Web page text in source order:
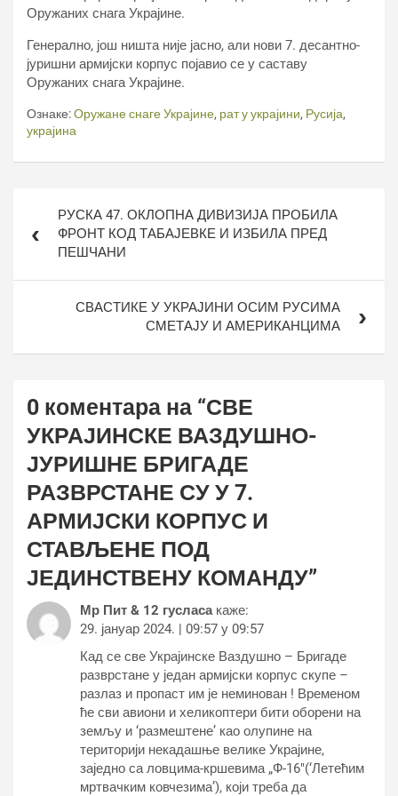
Оружаних снага Украјине.
Генерално, још ништа није јасно, али нови 7. десантно-
јуришни армијски корпус појавио се у саставу
Оружаних снага Украјине.
Ознаке:Оружане снаге Украјине, рат у украјини, Русија,
украјина
чланкаРУСКА 47. ОКЛОПНА ДИВИЗИЈА ПРОБИЛА
ФРОНТ КОД ТАБАЈЕВКЕ И ИЗБИЛА ПРЕД
ПЕШЧАНИ
СВАСТИКЕ У УКРАЈИНИ ОСИМ РУСИМА
СМЕТАЈУ И АМЕРИКАНЦИМА
0 коментара на “СВЕ
УКРАЈИНСКЕ ВАЗДУШНО-
ЈУРИШНЕ БРИГАДЕ
РАЗВРСТАНЕ СУ У 7.
АРМИЈСКИ КОРПУС И
СТАВЉЕНЕ ПОД
ЈЕДИНСТВЕНУ КОМАНДУ”
Мр Пит & 12 гусласа каже:
29. јануар 2024. | 09:57 у 09:57
Кад се све Украјинске Ваздушно – Бригаде
разврстане у један армијски корпус скупе –
разлаз и пропаст им је неминован ! Временом
ће сви авиони и хеликоптери бити оборени на
земљу и ‘размештене’ као олупине на
територији некадашње велике Украјине,
заједно са ловцима-кршевима „Ф-16″(‘Летећим
мртвачким ковчезима’), који треба да